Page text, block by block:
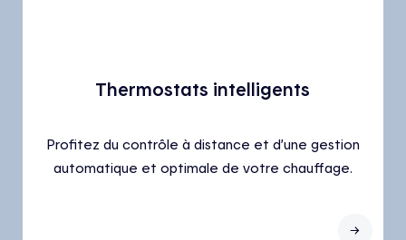
Thermostats intelligents
Profitez du contrôle à distance et d’une gestion
automatique et optimale de votre chauffage.